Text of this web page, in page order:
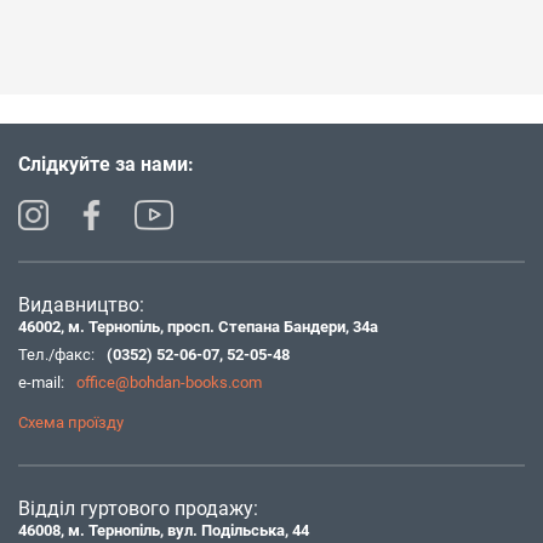
Слідкуйте за нами:
Видавництво:
46002, м. Тернопіль, просп. Степана Бандери, 34а
Тел./факс:
(0352) 52-06-07, 52-05-48
e-mail:
office@bohdan-books.com
Схема проїзду
Відділ гуртового продажу:
46008, м. Тернопіль, вул. Подільська, 44